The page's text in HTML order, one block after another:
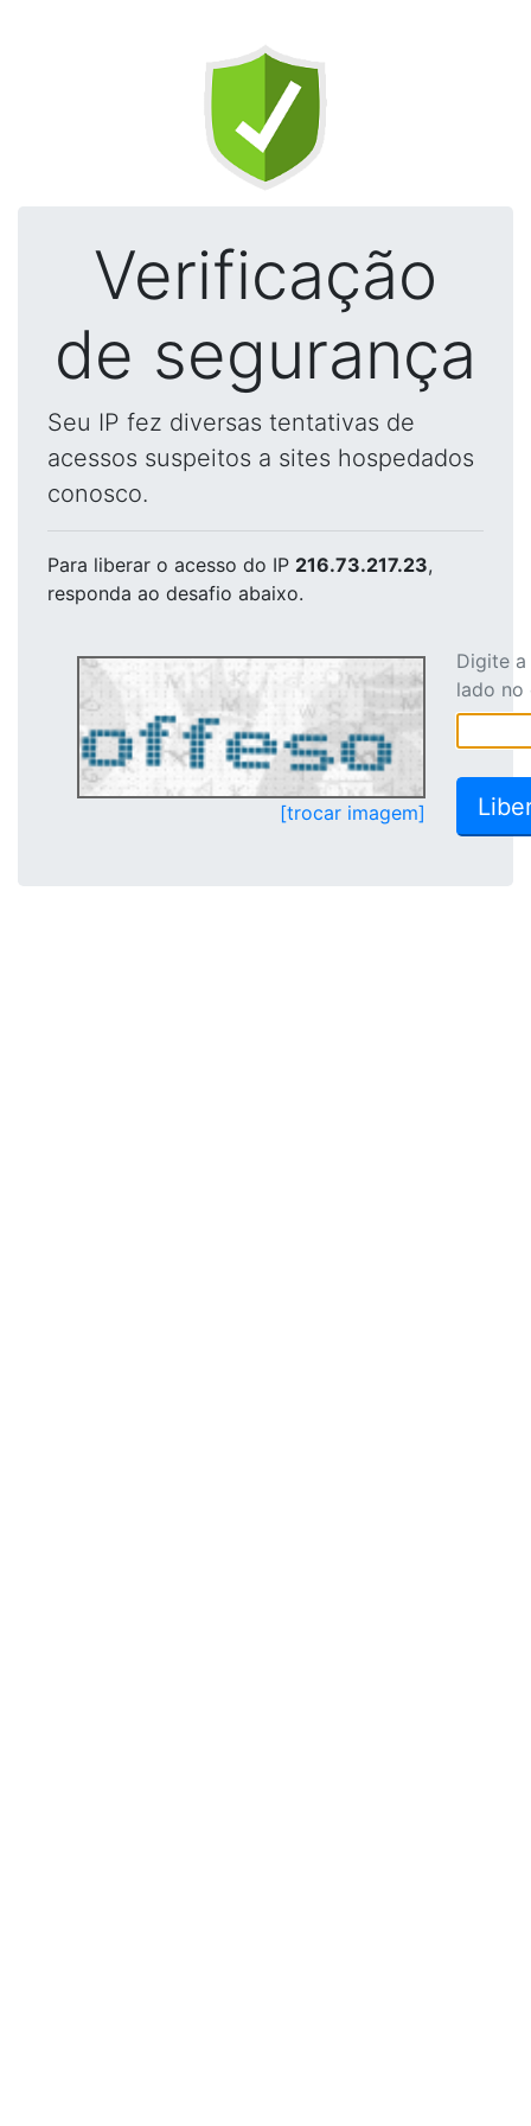
Verificação
de segurança
Seu IP fez diversas tentativas de
acessos suspeitos a sites hospedados
conosco.
Para liberar o acesso do IP 216.73.217.23,
responda ao desafio abaixo.
[trocar imagem]
Digite
lado no